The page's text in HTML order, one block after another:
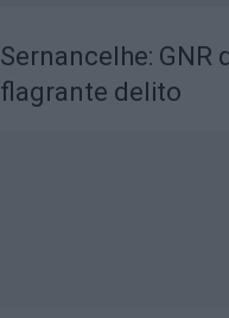
Sernancelhe:
flagrante delito